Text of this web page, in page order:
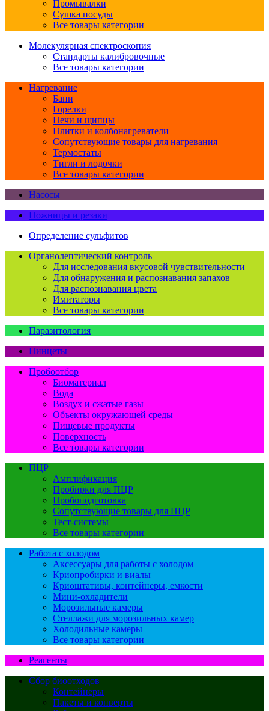
Промывалки
Сушка посуды
Все товары категории
Молекулярная спектроскопия
Стандарты калибровочные
Все товары категории
Нагревание
Бани
Горелки
Печи и щипцы
Плитки и колбонагреватели
Сопутствующие товары для нагревания
Термостаты
Тигли и лодочки
Все товары категории
Насосы
Ножницы и резаки
Определение сульфитов
Органолептический контроль
Для исследования вкусовой чувствительности
Для обнаружения и распознавания запахов
Для распознавания цвета
Имитаторы
Все товары категории
Паразитология
Пинцеты
Пробоотбор
Биоматериал
Вода
Воздух и сжатые газы
Объекты окружающей среды
Пищевые продукты
Поверхность
Все товары категории
ПЦР
Амплификация
Пробирки для ПЦР
Пробоподготовка
Сопутствующие товары для ПЦР
Тест-системы
Все товары категории
Работа с холодом
Аксессуары для работы с холодом
Криопробирки и виалы
Криоштативы, контейнеры, емкости
Мини-охладители
Морозильные камеры
Стеллажи для морозильных камер
Холодильные камеры
Все товары категории
Реагенты
Сбор биоотходов
Контейнеры
Пакеты и конверты